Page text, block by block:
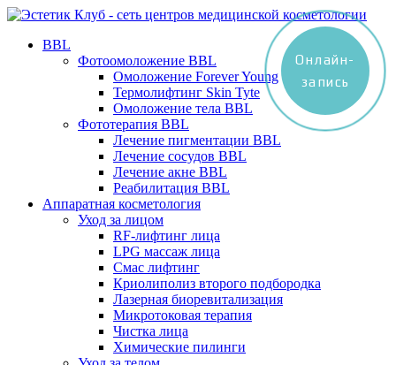
BBL
Фотоомоложение BBL
Омоложение Forever Young
Термолифтинг Skin Tyte
Омоложение тела BBL
Фототерапия BBL
Лечение пигментации BBL
Лечение сосудов BBL
Лечение акне BBL
Реабилитация BBL
Аппаратная косметология
Уход за лицом
RF-лифтинг лица
LPG массаж лица
Смас лифтинг
Криолиполиз второго подбородка
Лазерная биоревитализация
Микротоковая терапия
Чистка лица
Химические пилинги
Онлайн-
запись